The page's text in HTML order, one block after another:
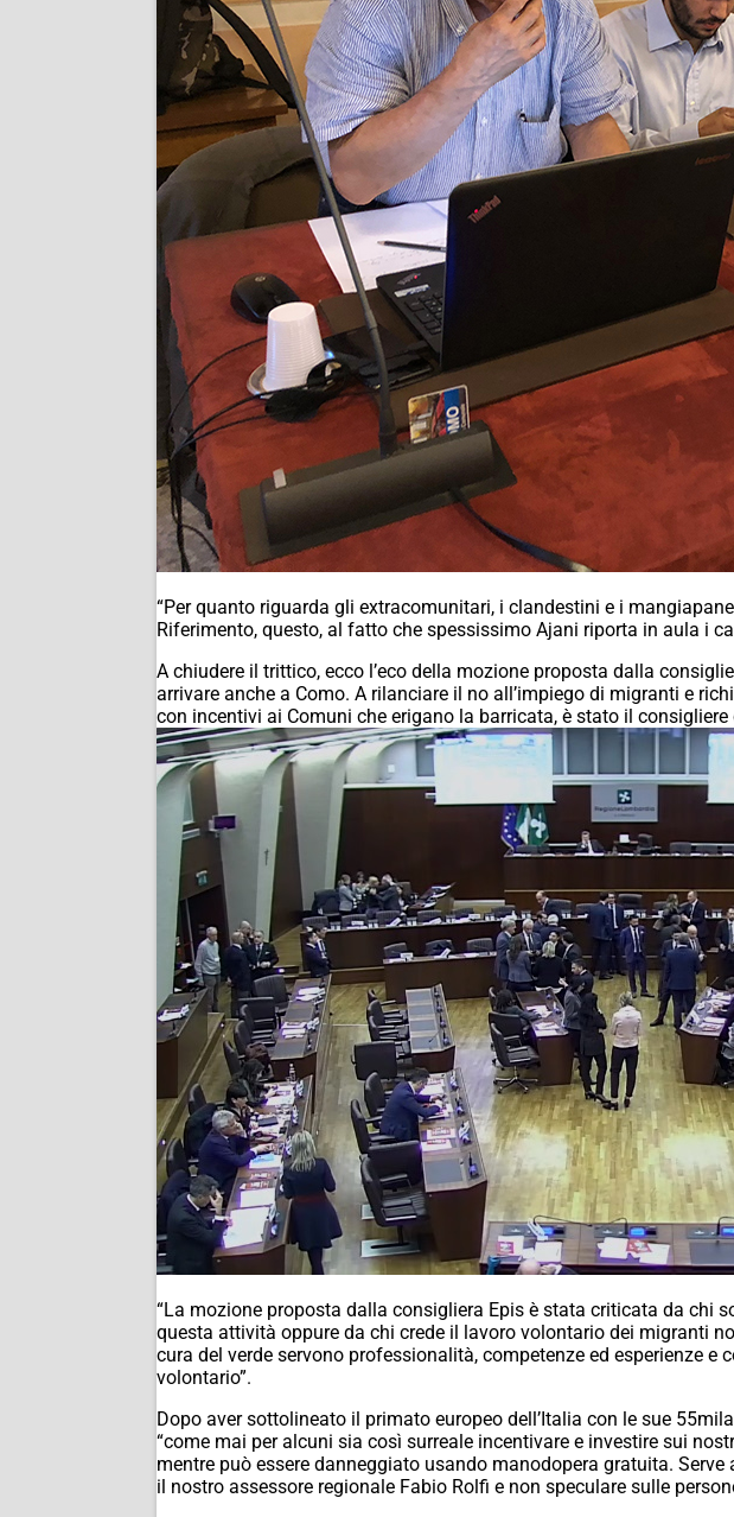
“Per quanto riguarda gli extracomunitari, i clandestini e i
Riferimento, questo, al fatto che spessissimo Ajani riporta in aula i
A chiudere il trittico, ecco l’eco della mozione proposta dalla
arrivare anche a Como. A rilanciare il no all’impiego di migranti e
con incentivi ai Comuni che erigano la barricata, è stato il
“La mozione proposta dalla consigliera Epis è stata criticata da chi
questa attività oppure da chi crede il lavoro volontario dei migranti
cura del verde servono professionalità, competenze ed esperienze
volontario”.
Dopo aver sottolineato il primato europeo dell’Italia con le sue
“come mai per alcuni sia così surreale incentivare e investire sui
mentre può essere danneggiato usando manodopera gratuita.
il nostro assessore regionale Fabio Rolfi e non speculare sulle